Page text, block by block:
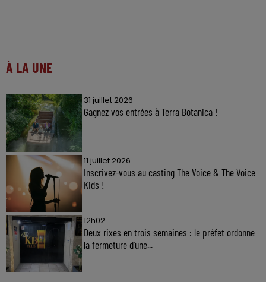
À LA UNE
31 juillet 2026
Gagnez vos entrées à Terra Botanica !
11 juillet 2026
Inscrivez-vous au casting The Voice & The Voice
Kids !
12h02
Deux rixes en trois semaines : le préfet ordonne
la fermeture d'une...